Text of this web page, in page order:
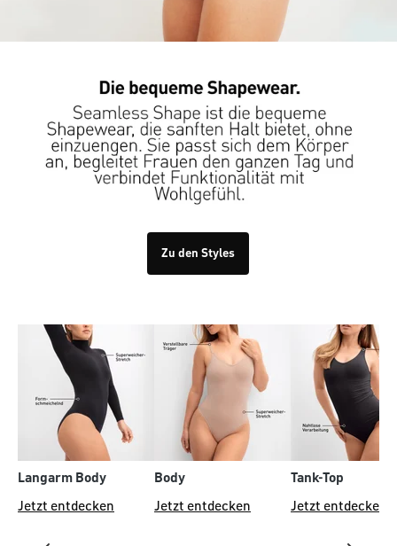
Zu den Styles
Langarm Body
Jetzt entdecken
Body
Jetzt entdecken
Tank-Top
Jetzt entdecken